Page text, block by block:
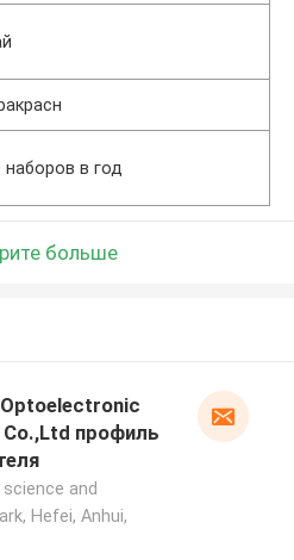
наборов в год
больше
профиль
science and
Hefei, Anhui,